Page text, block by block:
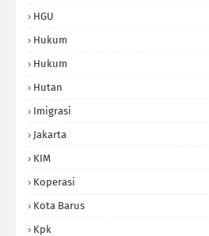
HGU
Hukum
Hukum
Hutan
Imigrasi
Jakarta
KIM
Koperasi
Kota Barus
Kpk